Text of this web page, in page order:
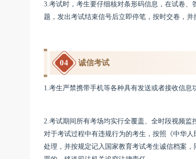
3.考试时，考生要仔细核对条形码信息，在试卷
题，发出考试结束信号后立即停笔，按时交卷，并
04 诚信考试
1.考生严禁携带手机等各种具有发送或者接收信息
2.考试期间所有考场均实行全覆盖、全时段视频监
对于考试过程中有违规行为的考生，按照《中华
处理，并按规定记入国家教育考试考生诚信档案